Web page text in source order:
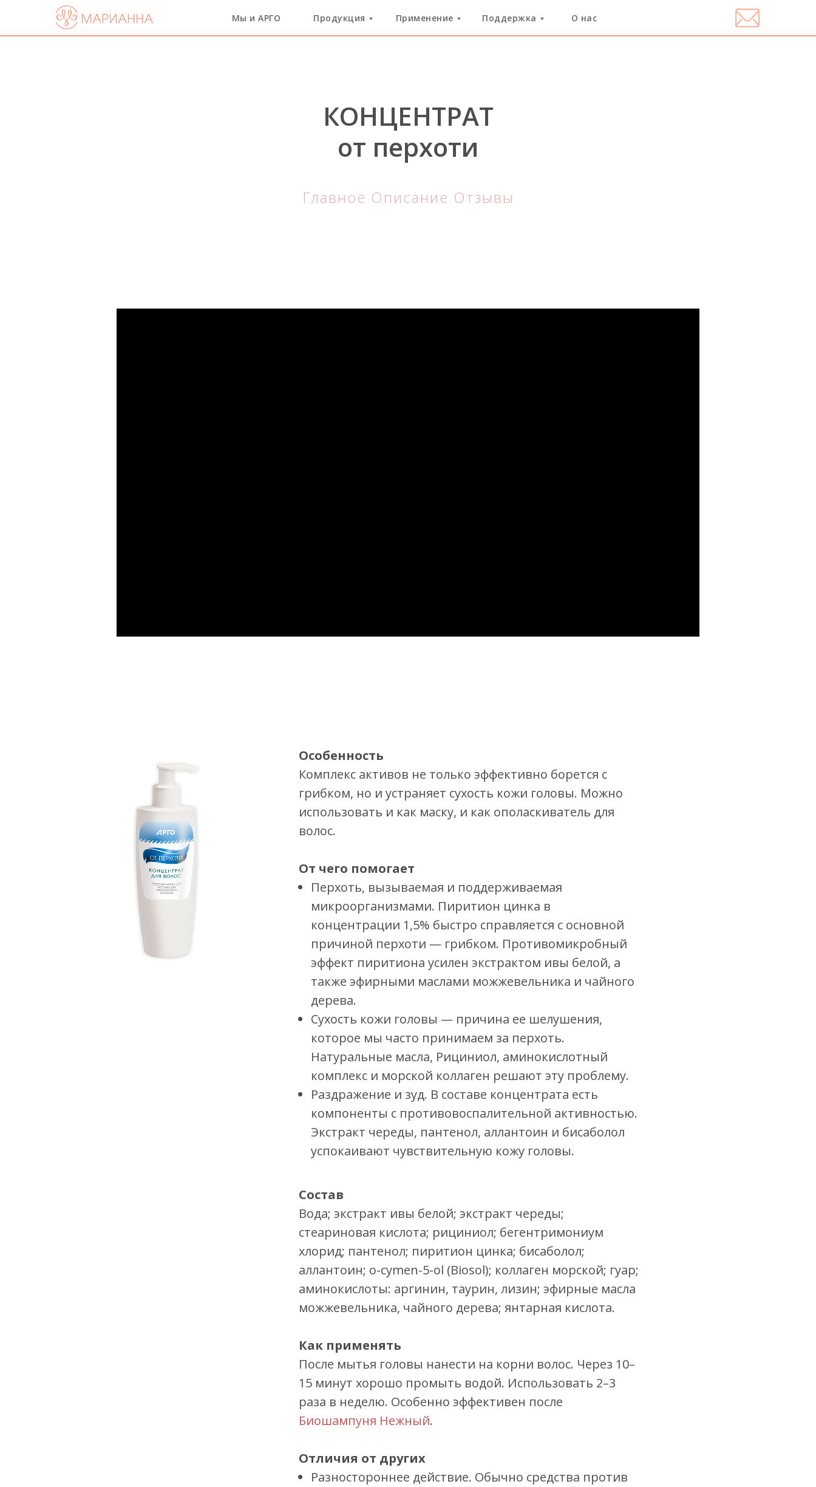
Мы и АРГО Продукция Применение Поддержка О нас
КОНЦЕНТРАТ
от перхоти
Главное Описание Отзывы
Особенность
Комплекс активов не только эффективно борется с
грибком, но и устраняет сухость кожи головы. Можно
использовать и как маску, и как ополаскиватель для
волос.
От чего помогает
Перхоть, вызываемая и поддерживаемая
микроорганизмами. Пиритион цинка в
концентрации 1,5% быстро справляется с основной
причиной перхоти — грибком. Противомикробный
эффект пиритиона усилен экстрактом ивы белой, а
также эфирными маслами можжевельника и чайного
дерева.
Сухость кожи головы — причина ее шелушения,
которое мы часто принимаем за перхоть.
Натуральные масла, Рициниол, аминокислотный
комплекс и морской коллаген решают эту проблему.
Раздражение и зуд. В составе концентрата есть
компоненты с противовоспалительной активностью.
Экстракт череды, пантенол, аллантоин и бисаболол
успокаивают чувствительную кожу головы.
Состав
Вода; экстракт ивы белой; экстракт череды;
стеариновая кислота; рициниол; бегентримониум
хлорид; пантенол; пиритион цинка; бисаболол;
аллантоин; o-cymen-5-ol (Biosol); коллаген морской; гуар;
аминокислоты: аргинин, таурин, лизин; эфирные масла
можжевельника, чайного дерева; янтарная кислота.
Как применять
После мытья головы нанести на корни волос. Через 10–
15 минут хорошо промыть водой. Использовать 2–3
раза в неделю. Особенно эффективен после
Биошампуня Нежный.
Отличия от других
Разностороннее действие. Обычно средства против